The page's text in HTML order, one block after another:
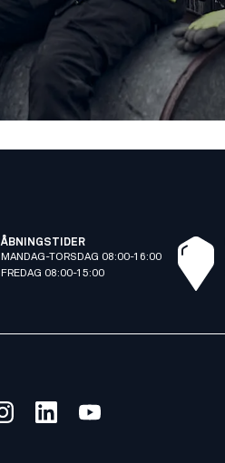
ÅBNINGSTIDER
MANDAG-TORSDAG 08:00-16:00
FREDAG 08:00-15:00